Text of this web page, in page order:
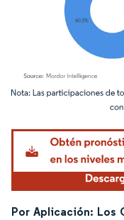
Imagen © Mordor
Por Aplicación: Los